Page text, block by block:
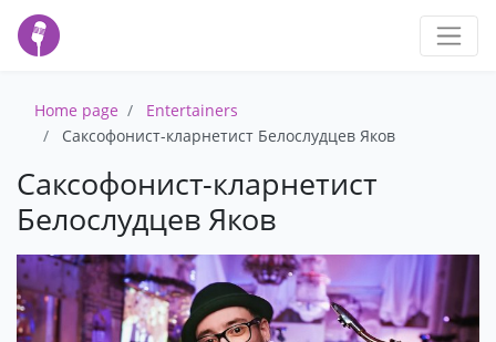
Home page
Entertainers
Саксофонист-кларнетист Белослудцев Яков
Саксофонист-кларнетист
Белослудцев Яков